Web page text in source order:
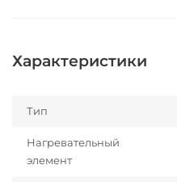
Характеристики
Тип
Нагревательный
элемент